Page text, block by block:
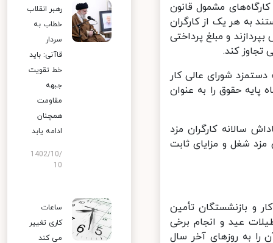
مشمول قانون
هستند به هر یک از کارگران
و پاداش بپردازند و مبلغ پرداختی
شورای عالی کار
حقوق را به عنوان
سالانه کارگران مزد
شغل و مزایای ثابت
و بازنشستگان تأمین
عید و انجام برخی
آن را به روزهای آخر سال
رهبر انقلاب
خطاب به
سردار
قاآنی: باید
خط تقویت
جبهه
مقاومت
همچنان
ادامه یابد
1402/10/
10
ساعات
کاری تغییر
می‌ کند